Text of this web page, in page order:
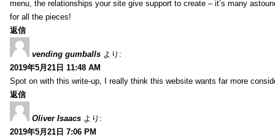
menu, the relationships your site give support to create – it’s many
for all the pieces!
返信
vending gumballs より:
2019年5月21日 11:48 AM
Spot on with this write-up, I really think this website wants far more
返信
Oliver Isaacs より:
2019年5月21日 7:06 PM